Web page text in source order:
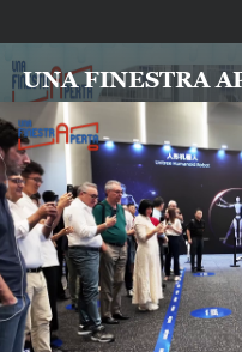
UNA FINESTRA